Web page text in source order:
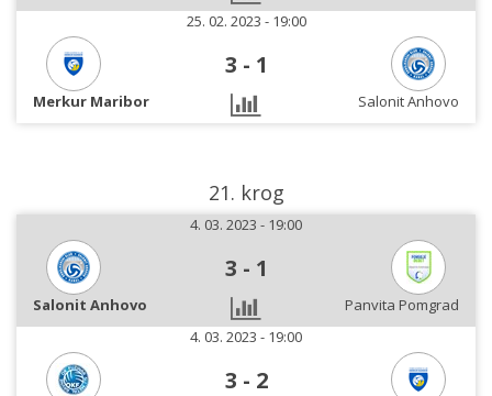
25. 02. 2023 - 19:00
3 - 1
Merkur Maribor Salonit Anhovo
21. krog
4. 03. 2023 - 19:00
3 - 1
Salonit Anhovo
Panvita Pomgrad
4. 03. 2023 - 19:00
3 - 2